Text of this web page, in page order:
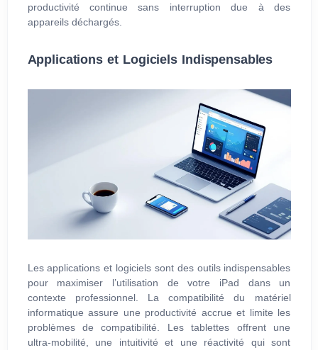
productivité continue sans interruption due à des
appareils déchargés.
Applications et Logiciels Indispensables
Les applications et logiciels sont des outils indispensables
pour maximiser l’utilisation de votre iPad dans un
contexte professionnel. La compatibilité du matériel
informatique assure une productivité accrue et limite les
problèmes de compatibilité. Les tablettes offrent une
ultra-mobilité, une intuitivité et une réactivité qui sont